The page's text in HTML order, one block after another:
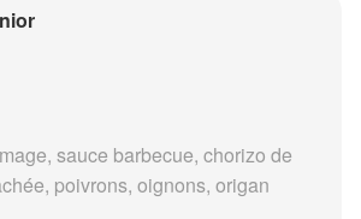
sauce barbecue, chorizo de
poivrons, oignons, origan